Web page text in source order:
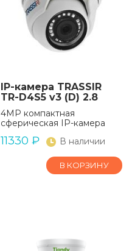
IP-камера TRASSIR
TR-D4S5 v3 (D) 2.8
4MP компактная
сферическая IP-камера
11330 ₽ В наличии
В КОРЗИНУ